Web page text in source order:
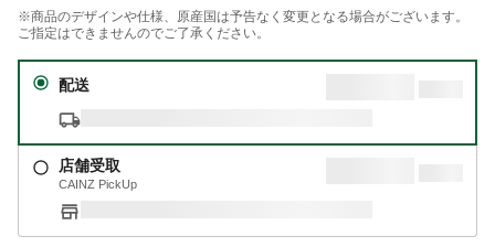
※商品のデザインや仕様、原産国は予告なく変更となる場合がございます。
ご指定はできませんのでご了承ください。
配送
店舗受取
CAINZ PickUp